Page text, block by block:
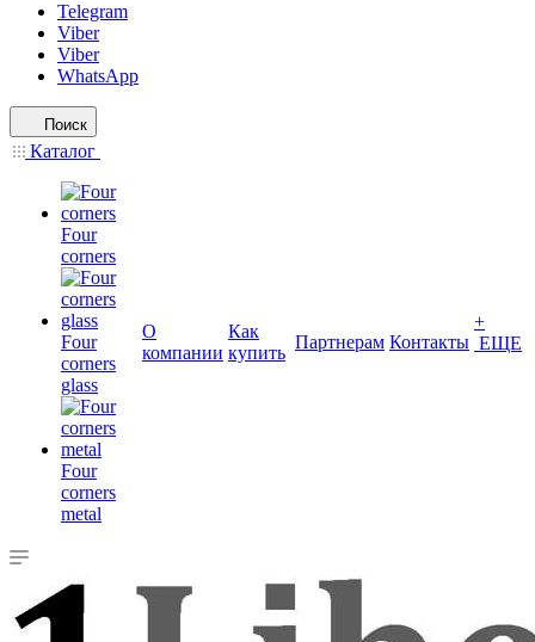
Telegram
Viber
Viber
WhatsApp
Поиск
Каталог
Four
corners
Four
corners
glass
Four
corners
metal
О
компании
Как
купить
Партнерам Контакты
+
ЕЩЕ